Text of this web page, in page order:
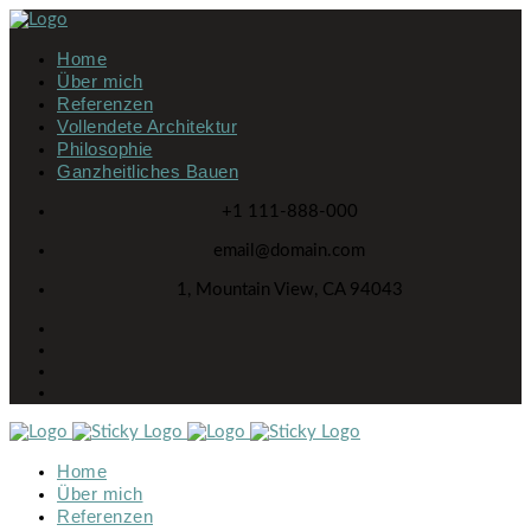
Home
Über mich
Referenzen
Vollendete Architektur
Philosophie
Ganzheitliches Bauen
+1 111-888-000
email@domain.com
1, Mountain View, CA 94043
Home
Über mich
Referenzen